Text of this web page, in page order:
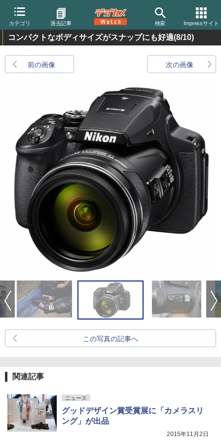
カテゴリ 過去記事 検索 Impressサイト
コンパクトなボディサイズがスナップにも好適(8/10)
前の画像 次の画像
この写真の記事へ
関連記事
ニュース
グッドデザイン賞受賞展に「カメラスリ
ング」が出品
2015年11月2日